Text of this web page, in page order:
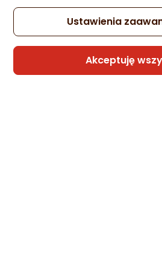
Ustawienia
Akceptuję